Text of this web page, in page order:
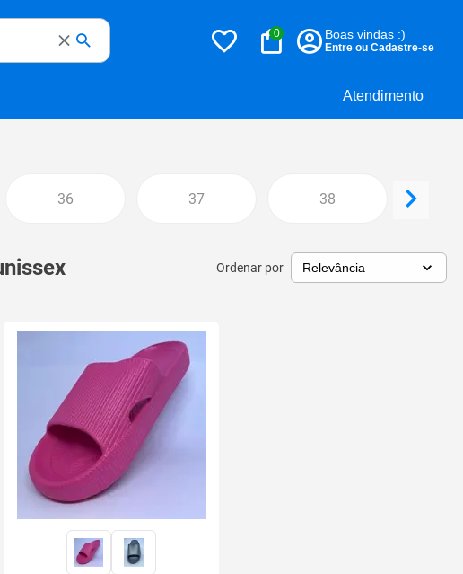
Atendimento
0 Boas vindas :)
Entre ou Cadastre-se
36 37 38
Ordenar por